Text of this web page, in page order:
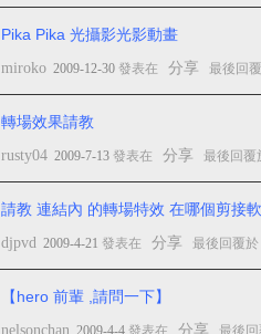
Pika Pika 光攝影光影動畫
miroko 2009-12-30 發表在 分享 最後回
轉場效果請教
rusty04 2009-7-13 發表在 分享 最後回覆
請教 連結內 的轉場特效 在哪個剪接
djpvd 2009-4-21 發表在 分享 最後回覆於
【hero 前輩 ,請問一下】
nelsonchan 2009-4-4 發表在 分享 最後